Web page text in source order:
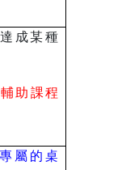
成某種
助課程
屬的桌